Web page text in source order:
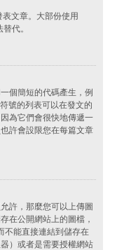
文章。大部份使用
代。
個簡短的代碼產生，例
號的列表可以在發文的
為它們會很快地傳遞一
許會設限您在每篇文章
許，那麼您可以上傳圖
在公開網站上的圖檔，
不能直接連結到儲存在
）或者是需要授權網站